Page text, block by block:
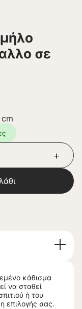
σε
κάθισμα
να σταθεί
ή του
επιλογής σας.